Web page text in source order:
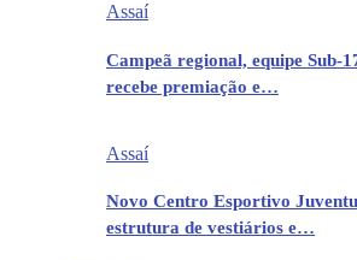
Assaí
Campeã regional, equipe Sub-
recebe premiação e…
Assaí
Novo Centro Esportivo
estrutura de vestiários e…